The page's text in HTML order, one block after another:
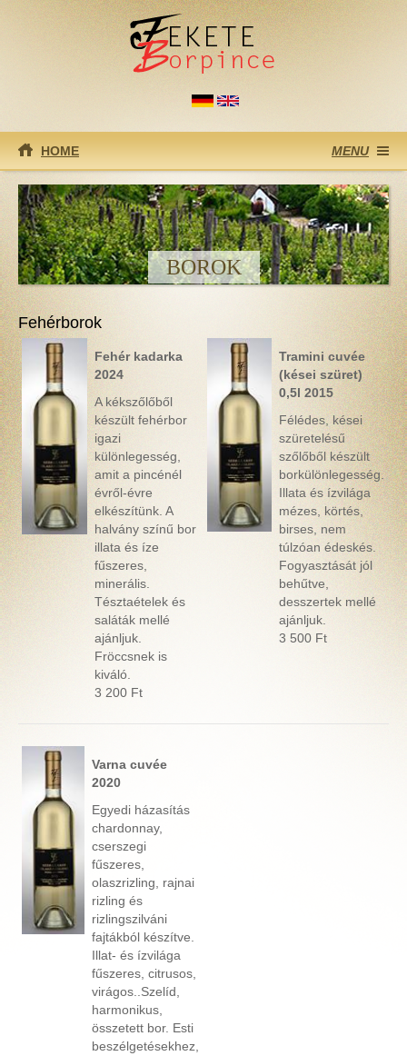
Ugrás a tartalomra
HOME MENU
BOROK
Fehérborok
Fehér kadarka
2024
A kékszőlőből
készült fehérbor
igazi
különlegesség,
amit a pincénél
évről-évre
elkészítünk. A
halvány színű bor
illata és íze
fűszeres,
minerális.
Tésztaételek és
saláták mellé
ajánljuk.
Fröccsnek is
kiváló.
3 200 Ft
Tramini cuvée
(kései szüret)
0,5l 2015
Félédes, kései
szüretelésű
szőlőből készült
borkülönlegesség.
Illata és ízvilága
mézes, körtés,
birses, nem
túlzóan édeskés.
Fogyasztását jól
behűtve,
desszertek mellé
ajánljuk.
3 500 Ft
Varna cuvée
2020
Egyedi házasítás
chardonnay,
cserszegi
fűszeres,
olaszrizling, rajnai
rizling és
rizlingszilváni
fajtákból készítve.
Illat- és ízvilága
fűszeres, citrusos,
virágos..Szelíd,
harmonikus,
összetett bor. Esti
beszélgetésekhez,